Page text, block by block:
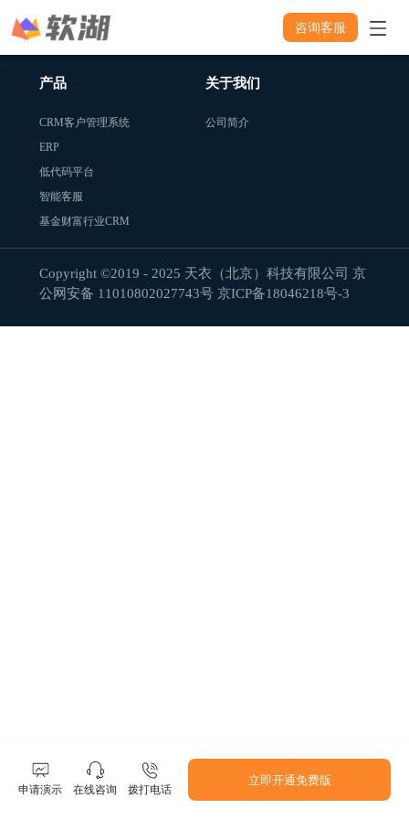
咨询客服
不开放注册。
产品
CRM客户管理系统
ERP
低代码平台
智能客服
基金财富行业CRM
关于我们
公司简介
Copyright ©2019 - 2025 天衣（北京）科技有限公司 京
公网安备 11010802027743号 京ICP备18046218号-3
申请演示 在线咨询 拨打电话
立即开通免费版